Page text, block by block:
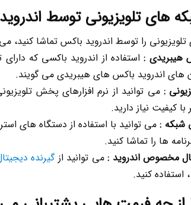
های تلویزیونی توسط
را توسط اندروید باکس تماشا کنید،
هیبریدی :استفاده از اندروید باکسی که
های اندروید باکس های هیبریدی می گویند.
: می توانید از نرم افزارهای پخش
کیفیت نیاز دارید.
شبکه :می توانید با استفاده از دستگاه های
ها را تماشا کنید.
مخصوص اندروید :می توانید ازگیرنده
کنید.